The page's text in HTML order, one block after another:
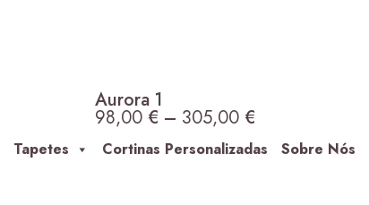
Aurora 1
98,00 € – 305,00 €
Tapetes Cortinas Personalizadas Sobre Nós